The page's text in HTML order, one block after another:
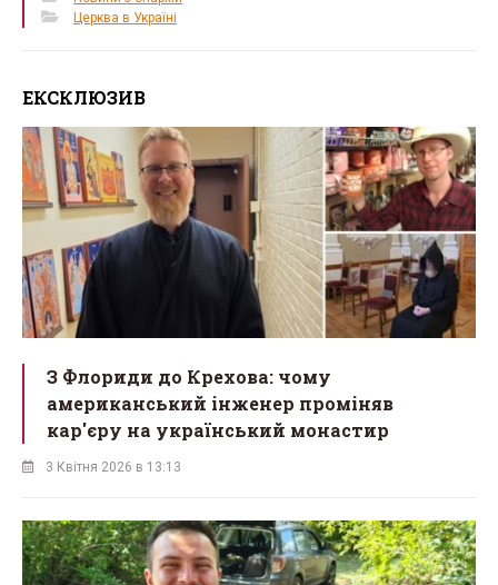
Церква в Україні
ЕКСКЛЮЗИВ
З Флориди до Крехова: чому
американський інженер проміняв
кар'єру на український монастир
3 Квітня 2026 в 13:13